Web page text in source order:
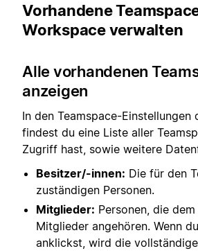
Vorhandene
Workspace verwalten
Alle vorhandenen
anzeigen
In den Teamspace-Einstellungen
findest du eine Liste aller
Zugriff hast, sowie weitere
Besitzer/-innen: Die für den
zuständigen Personen.
Mitglieder: Personen, die
Mitglieder angehören. Wenn
anklickst, wird die